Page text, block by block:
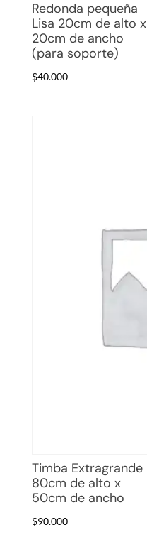
Redonda pequeña
Lisa 20cm de alto x
20cm de ancho
(para soporte)
$40.000
Timba Extragrande
80cm de alto x
50cm de ancho
$90.000